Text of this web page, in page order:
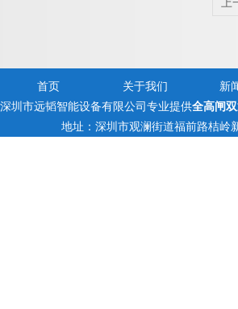
上
首页 关于我们 新
深圳市远韬智能设备有限公司专业提供全高闸
地址：深圳市观澜街道福前路桔岭